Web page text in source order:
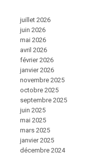
juillet 2026
juin 2026
mai 2026
avril 2026
février 2026
janvier 2026
novembre 2025
octobre 2025
septembre 2025
juin 2025
mai 2025
mars 2025
janvier 2025
décembre 2024